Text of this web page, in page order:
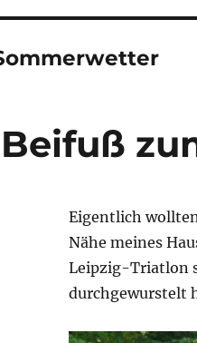
Eigentlich
Nähe meines
Leipzig-Triatlon
durchgewurstelt